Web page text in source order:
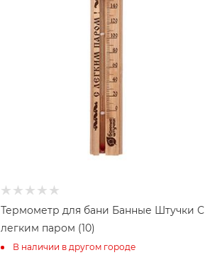
Материал изготовления
Термометр для бани Банные Штучки С
легким паром (10)
В наличии в другом городе